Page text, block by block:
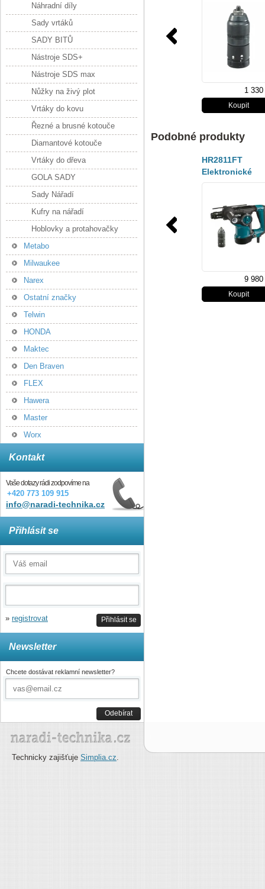
HR2470T,
HR2810T,
1
Podobné produkty
HR2811FT
Elektronické
vrtací a sekací
9
Náhradní díly
Sady vrtáků
SADY BITŮ
Nástroje SDS+
Nástroje SDS max
Nůžky na živý plot
Vrtáky do kovu
Řezné a brusné kotouče
Diamantové kotouče
Vrtáky do dřeva
GOLA SADY
Sady Nářadí
Kufry na nářadí
Hoblovky a protahovačky
Metabo
Milwaukee
Narex
Ostatní značky
Telwin
HONDA
Maktec
Den Braven
FLEX
Hawera
Master
Worx
Kontakt
Vaše dotazy rádi zodpovíme na
+420 773 109 915
info@naradi-technika.cz
Přihlásit se
Přihlásit se
» registrovat
Newsletter
Chcete dostávat reklamní newsletter?
Odebírat
Technicky zajišťuje Simplia.cz.